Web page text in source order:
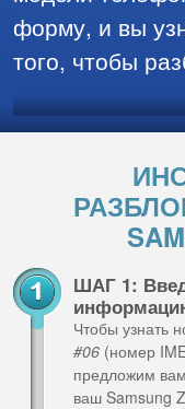
форму, и вы
того, чтобы
ШАГ 1:
Чтобы узнать
#06 (номер
предложим
ваш Samsung